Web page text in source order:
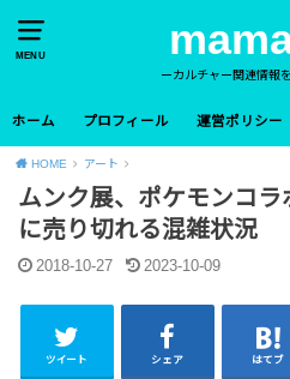
MENU
ーカルチャー関連情報
ホーム プロフィール 運営ポリシー
HOME アート
ムンク展、ポケモンコ
に売り切れる混雑状況
2018-10-27 2023-10-09
ツイート シェア はてブ